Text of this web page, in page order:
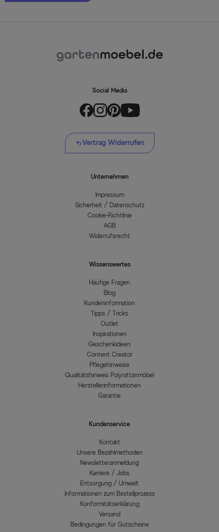
Social Media
Vertrag Widerrufen
Unternehmen
Impressum
Sicherheit / Datenschutz
Cookie-Richtlinie
AGB
Widerrufsrecht
Wissenswertes
Häufige Fragen
Blog
Kundeninformation
Tipps / Tricks
Outlet
Inspirationen
Geschenkideen
Content Creator
Pflegehinweise
Qualitätshinweis Polyrattanmöbel
Herstellerinformationen
Garantie
Kundenservice
Kontakt
Unsere Bezahlmethoden
Newsletteranmeldung
Karriere / Jobs
Entsorgung / Umwelt
Informationen zum Bestellprozess
Konformitätserklärung
Versand
Bedingungen für Gutscheine